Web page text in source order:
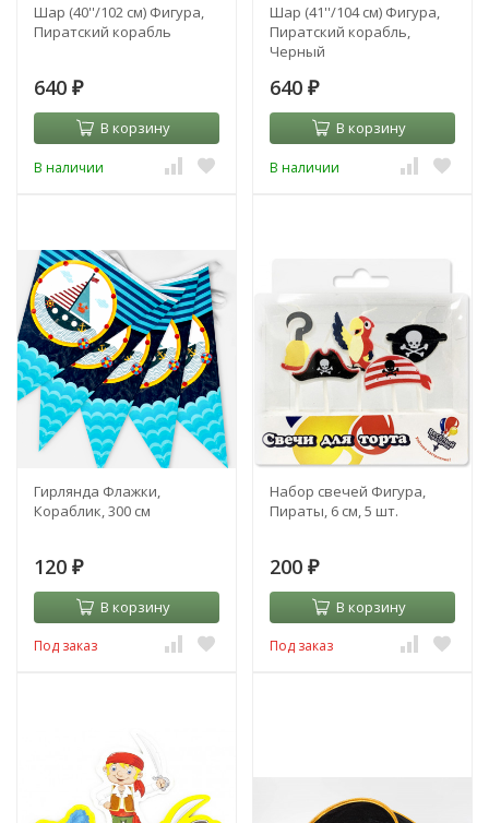
Шар (40''/102 см) Фигура,
Пиратский корабль
640 ₽
В корзину
В наличии
Шар (41''/104 см) Фигура,
Пиратский корабль,
Черный
640 ₽
В корзину
В наличии
Гирлянда Флажки,
Кораблик, 300 см
120 ₽
В корзину
Под заказ
Набор свечей Фигура,
Пираты, 6 см, 5 шт.
200 ₽
В корзину
Под заказ